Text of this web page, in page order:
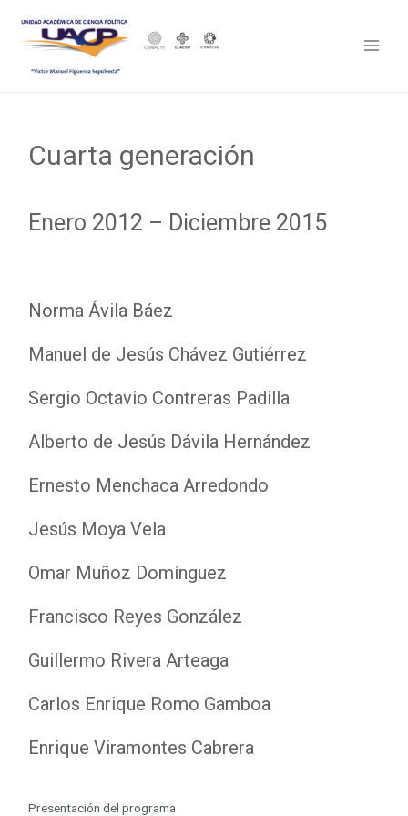
Cuarta generación
Enero 2012 – Diciembre 2015
Norma Ávila Báez
Manuel de Jesús Chávez Gutiérrez
Sergio Octavio Contreras Padilla
Alberto de Jesús Dávila Hernández
Ernesto Menchaca Arredondo
Jesús Moya Vela
Omar Muñoz Domínguez
Francisco Reyes González
Guillermo Rivera Arteaga
Carlos Enrique Romo Gamboa
Enrique Viramontes Cabrera
Presentación del programa